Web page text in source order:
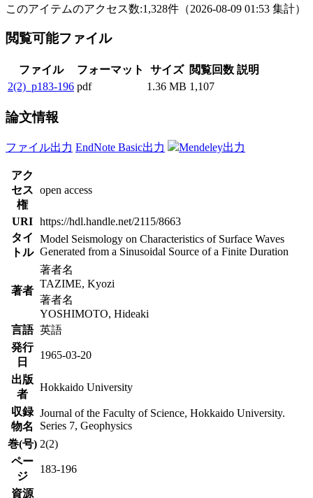
このアイテムのアクセス数:1,328件 （2026-08-09 01:53 集計）
閲覧可能ファイル
ファイル フォーマット サイズ 閲覧回数 説明
2(2)_p183-196 pdf 1.36 MB 1,107
論文情報
ファイル出力 EndNote Basic出力 Mendeley出力
アク
セス
権
open access
URI https://hdl.handle.net/2115/8663
タイ
トル
Model Seismology on Characteristics of Surface Waves
Generated from a Sinusoidal Source of a Finite Duration
著者
著者名
TAZIME, Kyozi
著者名
YOSHIMOTO, Hideaki
言語 英語
発行
日
1965-03-20
出版
者
Hokkaido University
収録
物名
Journal of the Faculty of Science, Hokkaido University.
Series 7, Geophysics
巻(号) 2(2)
ペー
ジ
183-196
資源